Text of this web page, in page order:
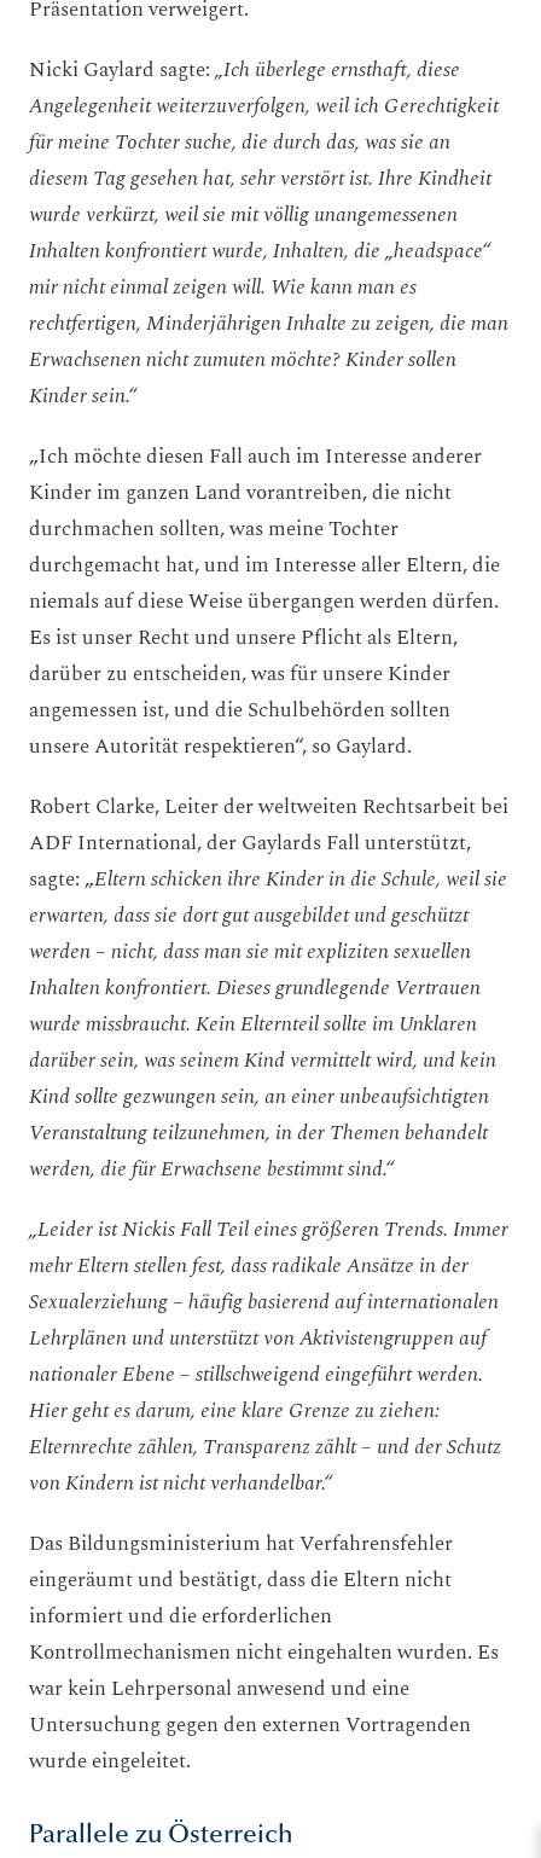
Präsentation verweigert.
Nicki Gaylard sagte:„Ich überlege ernsthaft, diese
Angelegenheit weiterzuverfolgen, weil ich Gerechtigkeit
für meine Tochter suche, die durch das, was sie an
diesem Tag gesehen hat, sehr verstört ist. Ihre Kindheit
wurde verkürzt, weil sie mit völlig unangemessenen
Inhalten konfrontiert wurde, Inhalten, die „headspace“
mir nicht einmal zeigen will. Wie kann man es
rechtfertigen, Minderjährigen Inhalte zu zeigen, die man
Erwachsenen nicht zumuten möchte? Kinder sollen
Kinder sein.“
„Ich möchte diesen Fall auch im Interesse anderer
Kinder im ganzen Land vorantreiben, die nicht
durchmachen sollten, was meine Tochter
durchgemacht hat, und im Interesse aller Eltern, die
niemals auf diese Weise übergangen werden dürfen.
Es ist unser Recht und unsere Pflicht als Eltern,
darüber zu entscheiden, was für unsere Kinder
angemessen ist, und die Schulbehörden sollten
unsere Autorität respektieren“, so Gaylard.
Robert Clarke, Leiter der weltweiten Rechtsarbeit bei
ADF International, der Gaylards Fall unterstützt,
sagte: „Eltern schicken ihre Kinder in die Schule, weil sie
erwarten, dass sie dort gut ausgebildet und geschützt
werden – nicht, dass man sie mit expliziten sexuellen
Inhalten konfrontiert. Dieses grundlegende Vertrauen
wurde missbraucht. Kein Elternteil sollte im Unklaren
darüber sein, was seinem Kind vermittelt wird, und kein
Kind sollte gezwungen sein, an einer unbeaufsichtigten
Veranstaltung teilzunehmen, in der Themen behandelt
werden, die für Erwachsene bestimmt sind.“
„Leider ist Nickis Fall Teil eines größeren Trends. Immer
mehr Eltern stellen fest, dass radikale Ansätze in der
Sexualerziehung – häufig basierend auf internationalen
Lehrplänen und unterstützt von Aktivistengruppen auf
nationaler Ebene – stillschweigend eingeführt werden.
Hier geht es darum, eine klare Grenze zu ziehen:
Elternrechte zählen, Transparenz zählt – und der Schutz
von Kindern ist nicht verhandelbar.“
Das Bildungsministerium hat Verfahrensfehler
eingeräumt und bestätigt, dass die Eltern nicht
informiert und die erforderlichen
Kontrollmechanismen nicht eingehalten wurden. Es
war kein Lehrpersonal anwesend und eine
Untersuchung gegen den externen Vortragenden
wurde eingeleitet.
Parallele zu Österreich